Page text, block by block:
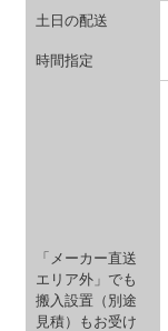
土日の配送
時間指定
「メーカー直送
エリア外」でも
搬入設置（別途
見積）もお受け